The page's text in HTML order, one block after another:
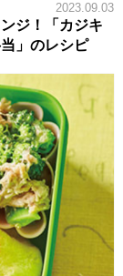
2023.09.03
ジ！「カジキ
」のレシピ